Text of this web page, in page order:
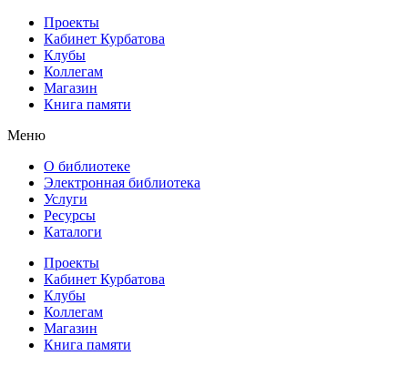
Проекты
Кабинет Курбатова
Клубы
Коллегам
Магазин
Книга памяти
Меню
О библиотеке
Электронная библиотека
Услуги
Ресурсы
Каталоги
Проекты
Кабинет Курбатова
Клубы
Коллегам
Магазин
Книга памяти